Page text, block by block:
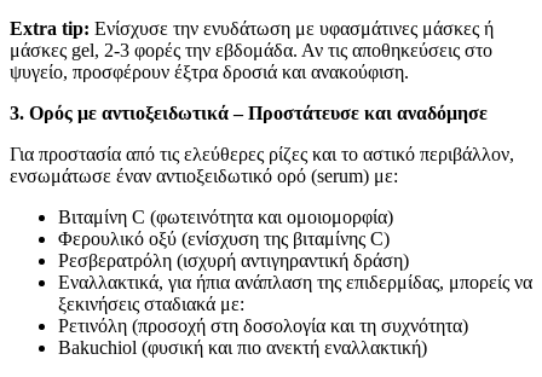
Extra tip: Ενίσχυσε την ενυδάτωση με υφασμάτινες μάσκες ή
μάσκες gel, 2-3 φορές την εβδομάδα. Αν τις αποθηκεύσεις στο
ψυγείο, προσφέρουν έξτρα δροσιά και ανακούφιση.
3. Ορός με αντιοξειδωτικά – Προστάτευσε και αναδόμησε
Για προστασία από τις ελεύθερες ρίζες και το αστικό περιβάλλον,
ενσωμάτωσε έναν αντιοξειδωτικό ορό (serum) με:
Βιταμίνη C (φωτεινότητα και ομοιομορφία)
Φερουλικό οξύ (ενίσχυση της βιταμίνης C)
Ρεσβερατρόλη (ισχυρή αντιγηραντική δράση)
Εναλλακτικά, για ήπια ανάπλαση της επιδερμίδας, μπορείς να
ξεκινήσεις σταδιακά με:
Ρετινόλη (προσοχή στη δοσολογία και τη συχνότητα)
Bakuchiol (φυσική και πιο ανεκτή εναλλακτική)